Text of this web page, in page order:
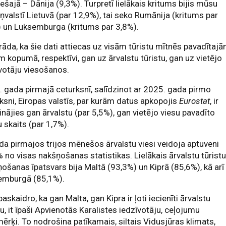
– Dānija (9,3%). Turpretī lielākais kritums bijis mūsu
Lietuvā (par 12,9%), tai seko Rumānija (kritums par
un Luksemburga (kritums par 3,8%).
ka šie dati attiecas uz visām tūristu mītnēs
kopumā, respektīvi, gan uz ārvalstu tūristu, gan uz vietējo
viesošanos.
gada pirmajā ceturksnī, salīdzinot ar 2025. gada pirmo
Eiropas valstīs, par kurām datus apkopojisEurostat, ir
gan ārvalstu (par 5,5%), gan vietējo viesu pavadīto
skaits (par 1,7%).
pirmajos trijos mēnešos ārvalstu viesi veidoja aptuveni
no visas nakšņošanas statistikas. Lielākais ārvalstu tūristu
īpatsvars bija Maltā (93,3%) un Kiprā (85,6%), kā arī
(85,1%).
ka gan Malta, gan Kipra ir ļoti iecienīti ārvalstu
it īpaši Apvienotās Karalistes iedzīvotāju, ceļojumu
To nodrošina patīkamais, siltais Vidusjūras klimats,